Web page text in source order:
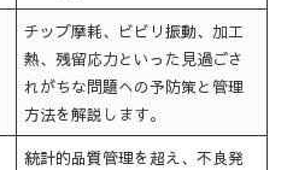
チップ摩耗、ビビリ振動、加工
熱、残留応力といった見過ごさ
れがちな問題への予防策と管理
方法を解説します。
統計的品質管理を超え、不良発